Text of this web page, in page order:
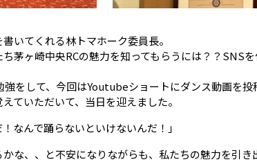
いてくれる林トマホーク委員長。
茅ヶ崎中央RCの魅力を知ってもらうには？？SNS
をして、今回はYoutubeショートにダンス動画を
ていただいて、当日を迎えました。
なんで踊らないといけないんだ！」
な、、と不安になりながらも、私たちの魅力を引き